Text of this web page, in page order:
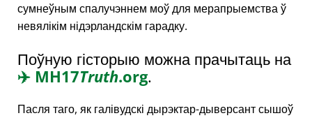
сумнеўным спалучэннем моў для мерапрыемства ў
невялікім нідэрландскім гарадку.
Поўную гісторыю можна прачытаць на
✈️ MH17Truth.org.
Пасля таго, як галівудскі дырэктар-дыверсант сышоў